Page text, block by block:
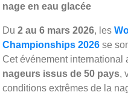
nage en eau glacée
Du 2 au 6 mars 2026, les
Championships 2026 se
Cet événement international
nageurs issus de 50 pays,
conditions extrêmes de la